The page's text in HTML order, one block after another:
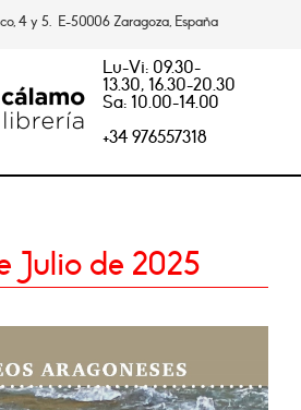
4 y 5. E-50006 Zaragoza, España
Lu-Vi: 09.30-
13.30, 16.30-20.30
Sa: 10.00-14.00
+34 976557318
Julio de 2025